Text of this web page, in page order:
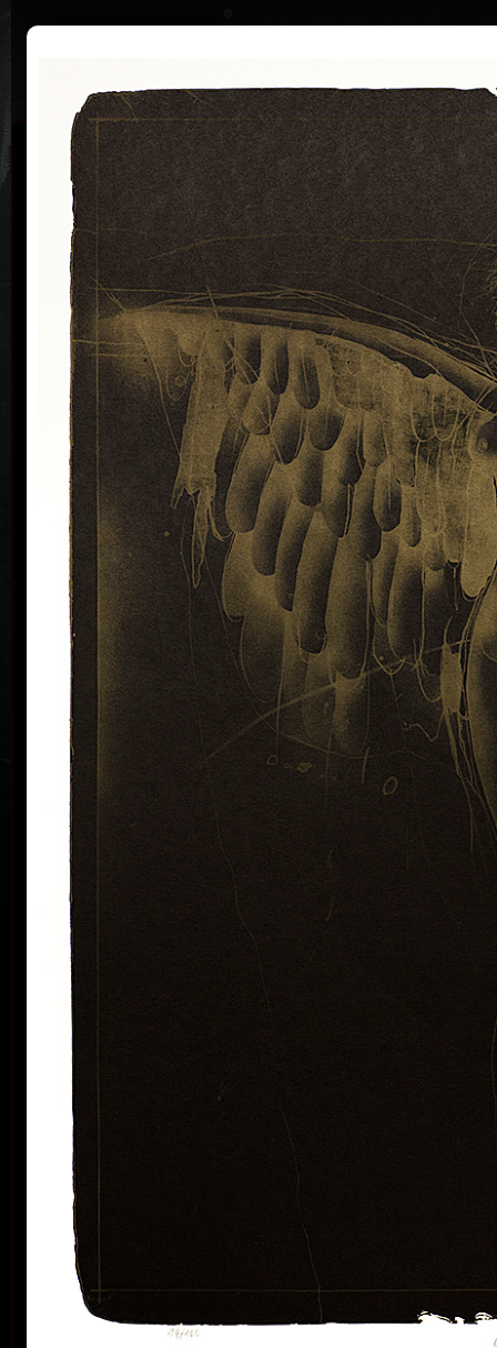
Home |
Životopis Výstavy Ocenění Sbírky
Vladimír Suchánek
* 12.2.1933 † 25.1.2021
Vladimír Suchánek se narodil 12. února 1933 v Novém
Městě nad Metují, zemřel 25. ledna 2021 v Praze.
Studoval na Pedagogické fakultě Karlovy univerzity v
Praze (1952–54) u profesorů C. Boudy, K. Lidického a
M. Salcmana a na Akademii výtvarných umění v Praze
(1954–60) v grafické speciálce prof. V. Silovského.
Byl činný v oboru grafiky, malby, knižní ilustrace,
známkové tvorby a exlibris. Byl členem Sdružení
českých umělců grafiků HOLLAR, jehož byl od roku
1995 předsedou. V roce 1997 byl jmenován členem
Evropské akademie věd a umění se sídlem ve Vídni. V
roce 2006 mu bylo uděleno státní vyznamenání –
medaile Za zásluhy v oblasti umění. Je čestným
občanem Nového Města nad Metují a Mariánských
Lázní.
Vladimír Suchánek byl příslušníkem generace, která
sehrála důležitou pozitivní roli ve vývoji českého
umění v druhé polovině dvacátého století.
Suchánkovy grafické listy prozrazují, vedle bohaté
imaginace a osobité poezie, mistrovské ovládání
barevné litografie, která byla jeho nejužívanější
grafickou technikou a ve které dosáhl mezinárodního
uznání – za svou tvorbu získal celkem 29 významných
cen.
Za svůj život uspořádal 174 samostatných výstav v
České republice i v zahraničí – v Holandsku, Belgii,
Německu, USA, Japonsku, Švédsku, Dánsku, Polsku
a na Slovensku. Zúčastnil se téměř 300 výstav, mimo
jiné mezinárodních bienále grafiky – Lublaň, Krakov,
Paříž, Terst, Grenchen, Buenos Aires, Frechen,
Bradford, Biella, Rijeka, Segovia, Tokio, Heidelberg,
Norimberk, Malbork, Lodž, Frederikshavn, Berlín,
Miami, Toronto, Fredrikstad a Peking. Od
sedmdesátých let minulého století byly jeho barevné
litografie vystavovány v mnoha evropských galeriích,
které prezentují moderní českou grafiku.
V oblasti grafického exlibris patří Vladimír Suchánek k
nejvýznamnějším současným tvůrcům, pro sběratele
z celého světa vytvořil více než 300 exlibris. Je znám i
svými knižními ilustracemi a návrhy poštovních
známek, kterých vytvořil na tři desítky.
Svými pracemi je zastoupen ve sbírkách Národní
galerie v Praze, Albertina Wien, Rockford Art